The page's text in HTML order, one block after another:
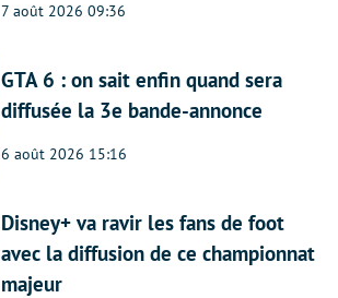
7 août 2026 09:36
GTA 6 : on sait enfin quand sera
diffusée la 3e bande-annonce
6 août 2026 15:16
Disney+ va ravir les fans de foot
avec la diffusion de ce championnat
majeur